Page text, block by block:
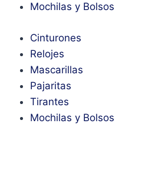
Mochilas y Bolsos
Cinturones
Relojes
Mascarillas
Pajaritas
Tirantes
Mochilas y Bolsos